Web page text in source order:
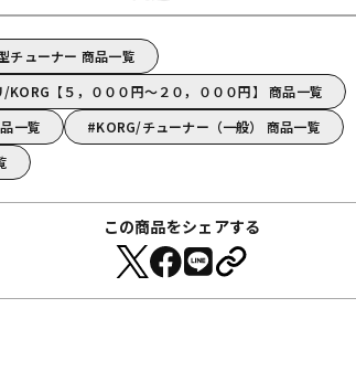
チューナー 商品一覧
/KORG【５，０００円～２０，０００円】 商品一覧
一覧
KORG/チューナー（一般） 商品一覧
この商品をシェアする